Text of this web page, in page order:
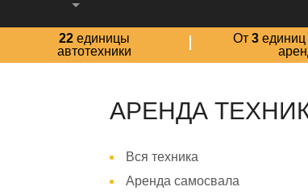
22 единицы
автотехники
От3 единиц
АРЕНДА
Вся техника
Аренда самосвала